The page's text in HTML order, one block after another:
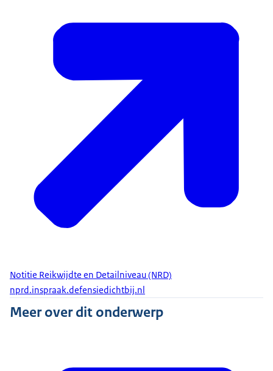
Notitie Reikwijdte en Detailniveau (NRD)
nprd.inspraak.defensiedichtbij.nl
Meer over dit onderwerp